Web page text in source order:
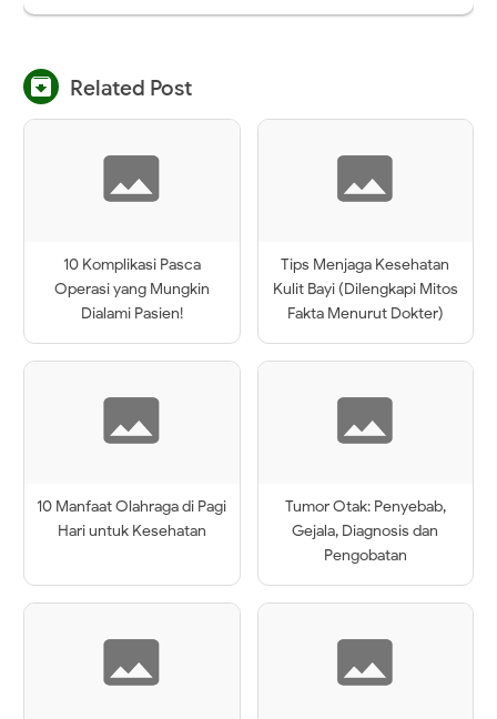
 Related Post
10 Komplikasi Pasca
Operasi yang Mungkin
Dialami Pasien!
Tips Menjaga Kesehatan
Kulit Bayi (Dilengkapi Mitos
Fakta Menurut Dokter)
10 Manfaat Olahraga di Pagi
Hari untuk Kesehatan
Tumor Otak: Penyebab,
Gejala, Diagnosis dan
Pengobatan